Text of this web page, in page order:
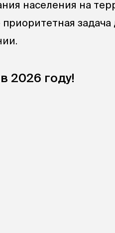
населения на
задача